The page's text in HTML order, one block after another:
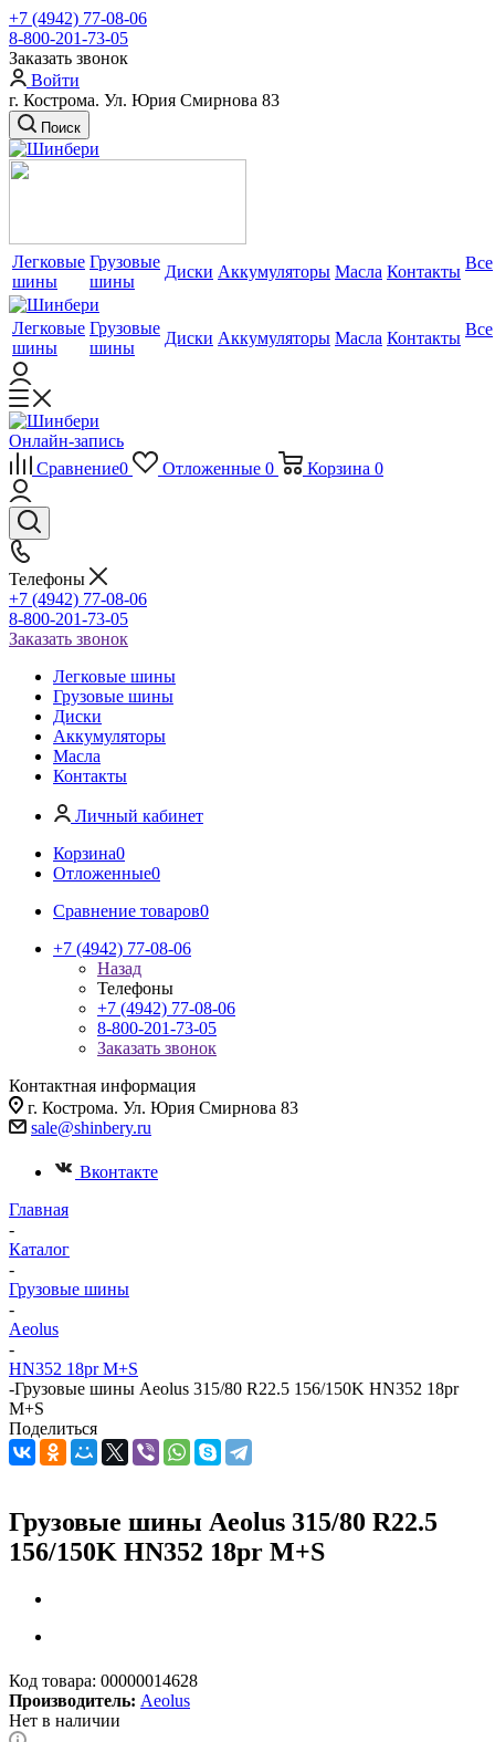
+7 (4942) 77-08-06
8-800-201-73-05
Заказать звонок
Войти
г. Кострома. Ул. Юрия Смирнова 83
Поиск
Легковые
шины
Грузовые
шины
Диски Аккумуляторы Масла Контакты Все
Легковые
шины
Грузовые
шины
Диски Аккумуляторы Масла Контакты Все
Онлайн-запись
Сравнение0 Отложенные 0 Корзина 0
Телефоны
+7 (4942) 77-08-06
8-800-201-73-05
Заказать звонок
Легковые шины
Грузовые шины
Диски
Аккумуляторы
Масла
Контакты
Личный кабинет
Корзина0
Отложенные0
Сравнение товаров0
+7 (4942) 77-08-06
Назад
Телефоны
+7 (4942) 77-08-06
8-800-201-73-05
Заказать звонок
Контактная информация
г. Кострома. Ул. Юрия Смирнова 83
sale@shinbery.ru
Вконтакте
Главная
-
Каталог
-
Грузовые шины
-
Aeolus
-
HN352 18pr M+S
-Грузовые шины Aeolus 315/80 R22.5 156/150K HN352 18pr
M+S
Поделиться
Грузовые шины Aeolus 315/80 R22.5
156/150K HN352 18pr M+S
Код товара: 00000014628
Производитель: Aeolus
Нет в наличии